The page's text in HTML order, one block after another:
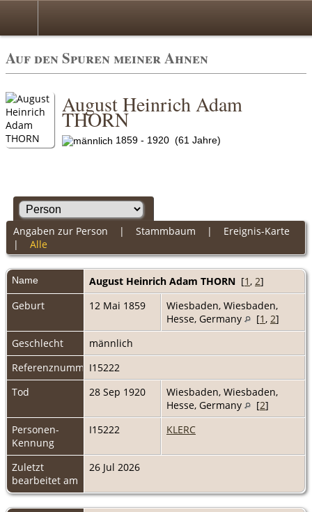
Auf den Spuren meiner Ahnen
August Heinrich Adam
THORN
1859 - 1920 (61 Jahre)
Angaben zur Person | Stammbaum | Ereignis-Karte
| Alle
Name August Heinrich Adam THORN [1 , 2]
Geburt
12 Mai 1859
Wiesbaden, Wiesbaden,
Hesse, Germany
[1 , 2]
Geschlecht
männlich
ReferenznummerI15222
Tod
28 Sep 1920
Wiesbaden, Wiesbaden,
Hesse, Germany
[2]
Personen-
Kennung
I15222 KLERC
Zuletzt
bearbeitet am
26 Jul 2026